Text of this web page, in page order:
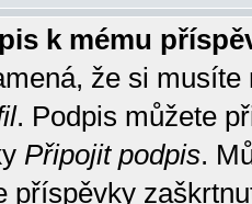
k mému
že si
. Podpis můžete
Připojit podpis.
příspěvky